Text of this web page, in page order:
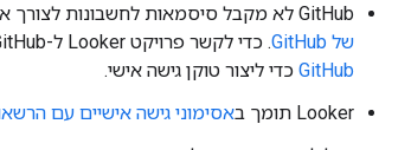
‫GitHub לא מקבל סיסמאות לחשבונות לצורך אימות פעולות Git ב-github.com. מידע נוסף זמין
של GitHub
. כדי לקשר פרויקט Looker ל-GitHub באמצעות HTTPS, צריך
GitHub כדי ליצור טוקן גישה אישי.
‫Looker תומך ב
אסימוני גישה אישיים עם